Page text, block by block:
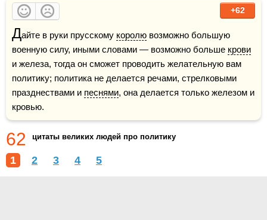
+62
Дайте в руки прусскому королю возможно большую
военную силу, иными словами — возможно больше крови
и железа, тогда он сможет проводить желательную вам
политику; политика не делается речами, стрелковыми
празднествами и песнями, она делается только железом и
кровью.
62 цитаты великих людей про политику
1 2 3 4 5